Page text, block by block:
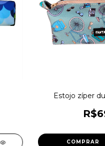
Estojo zíper
COMPRAR